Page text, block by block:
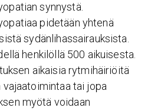
synnystä.
pidetään yhtenä
sydänlihassairauksista.
henkilöllä 500 aikuisesta.
aikaisia rytmihäiriöitä
tai jopa
myötä voidaan